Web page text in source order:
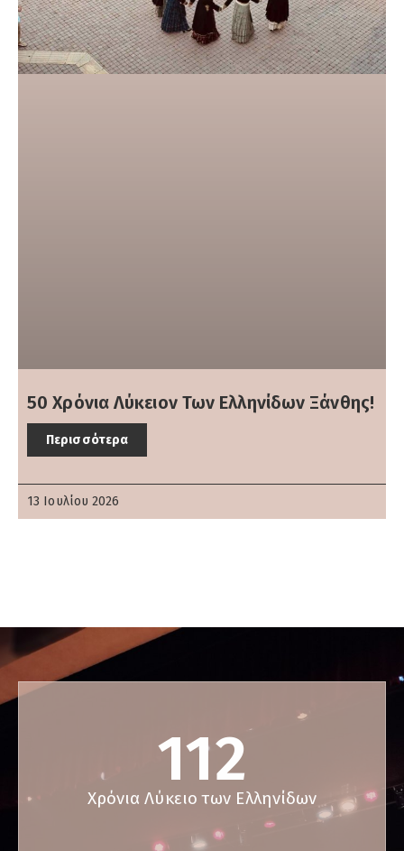
50 Xρόνια Λύκειον Των Ελληνίδων Ξάνθης!
Περισσότερα
13 Ιουλίου 2026
Χρόνια Λύκειο των Ελληνίδων
112